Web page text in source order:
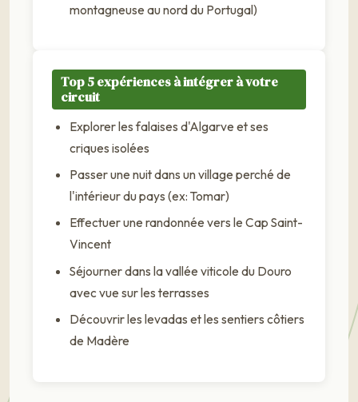
montagneuse au nord du Portugal)
Top 5 expériences à intégrer à votre
circuit
Explorer les falaises d'Algarve et ses
criques isolées
Passer une nuit dans un village perché de
l'intérieur du pays (ex: Tomar)
Effectuer une randonnée vers le Cap Saint-
Vincent
Séjourner dans la vallée viticole du Douro
avec vue sur les terrasses
Découvrir les levadas et les sentiers côtiers
de Madère